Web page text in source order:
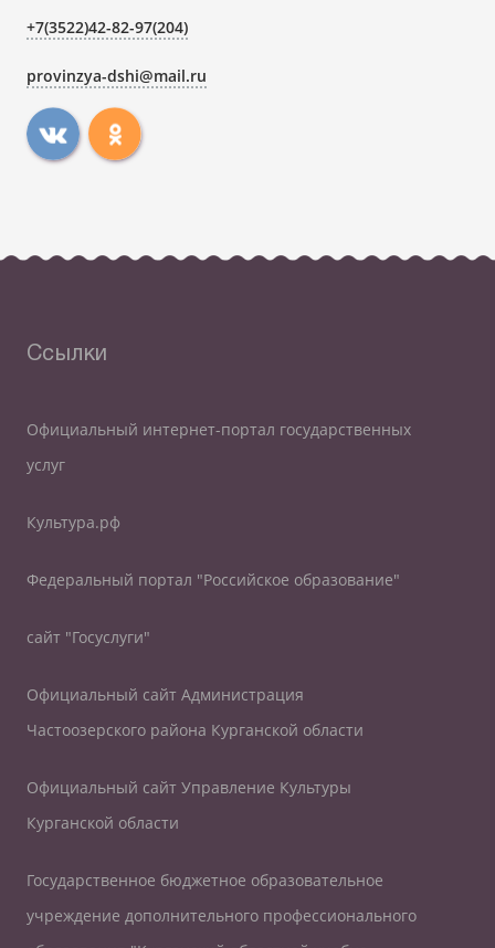
+7(3522)42-82-97(204)
provinzya-dshi@mail.ru
Ссылки
Официальный интернет-портал государственных
услуг
Культура.рф
Федеральный портал "Российское образование"
сайт "Госуслуги"
Официальный сайт Администрация
Частоозерского района Курганской области
Официальный сайт Управление Культуры
Курганской области
Государственное бюджетное образовательное
учреждение дополнительного профессионального